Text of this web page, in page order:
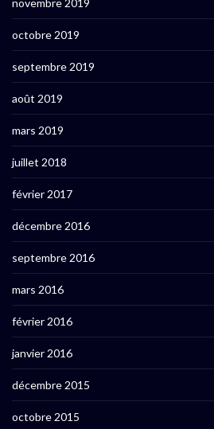
novembre 2019
octobre 2019
septembre 2019
août 2019
mars 2019
juillet 2018
février 2017
décembre 2016
septembre 2016
mars 2016
février 2016
janvier 2016
décembre 2015
octobre 2015